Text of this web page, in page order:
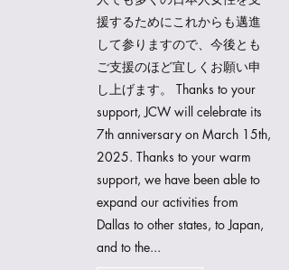
援するためにこれからも邁進
して参りますので、今後とも
ご支援のほど宜しくお願い申
し上げます。 Thanks to your
support, JCW will celebrate its
7th anniversary on March 15th,
2025. Thanks to your warm
support, we have been able to
expand our activities from
Dallas to other states, to Japan,
and to the...